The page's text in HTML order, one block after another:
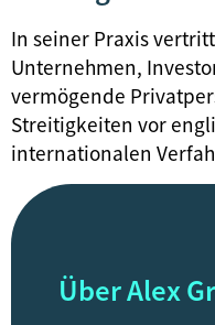
In seiner Praxis
Unternehmen,
vermögende
Streitigkeiten vor
internationalen
Über Alex